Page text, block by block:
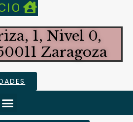
1, Nivel 0,
Zaragoza